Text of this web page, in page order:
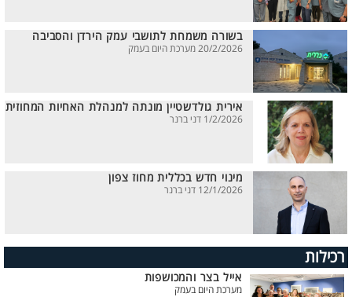
בשורה משמחת לתושבי עמק הירדן והסביבה
20/2/2026 מערכת היום בעמק
אירית גולדשטיין מונתה למנהלת האחיות המחוזית
1/2/2026 דני ברנר
מינוי חדש בכללית מחוז צפון
12/1/2026 דני ברנר
רכילות
אייל בצר והמכושפות
מערכת היום בעמק